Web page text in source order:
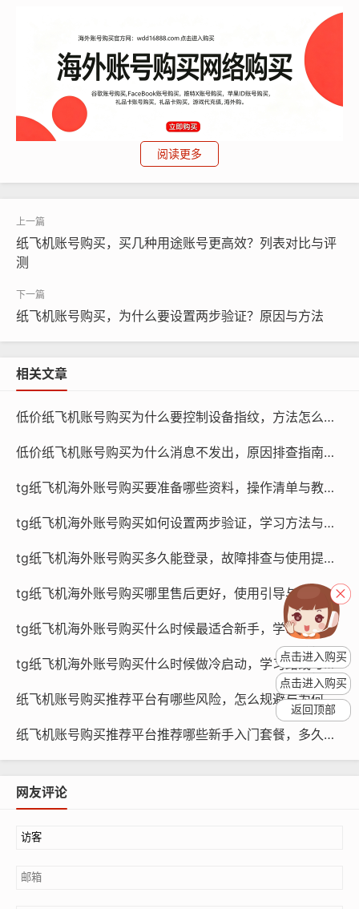
纸飞机账号购买, 在线购买tg账号, 电报聊天账号购买,wdd
称，新手往往对账号的真实性、安全性、价格等因素了解
缺乏专业知识和经验：新手在购买纸飞机账号时，缺乏专
业知识和经验，对账号的使用、维护等方面了解不足，容
手在看到他人购买成功后，容易盲目跟风，导致购买到质
量不高的账号。
纸飞机账号购买, 在线购买tg账号, 电报聊天账号购买,wdd
16888.com
忽视售后服务：纸飞机账号购买过程中，部分卖家可能忽
视售后服务，导致新手在账号使用过程中遇到问题时无法
及时解决。
多的信息，如账号的真实性、安全性、使用情况等，而新
在购买账号时，应尽量选择信誉良好的卖家，并仔细核实
阅读更多
纸飞机账号购买，买几种用途账号更高效？列表对比与评
测
纸飞机账号购买，为什么要设置两步验证？原因与方法
相关文章
低价纸飞机账号购买为什么要控制设备指纹，方法怎么降低风险
低价纸飞机账号购买为什么消息不发出，原因排查指南怎么做
tg纸飞机海外账号购买要准备哪些资料，操作清单与教程？
tg纸飞机海外账号购买如何设置两步验证，学习方法与引导？
tg纸飞机海外账号购买多久能登录，故障排查与使用提示？
tg纸飞机海外账号购买哪里售后更好，使用引导与指南？
tg纸飞机海外账号购买什么时候最适合新手，学习方法与引导？
tg纸飞机海外账号购买什么时候做冷启动，学习路线与策略？
纸飞机账号购买推荐平台有哪些风险，怎么规避与为何会失败教程学习
纸飞机账号购买推荐平台推荐哪些新手入门套餐，多久见效与如何选择指南学习
网友评论
点击进入购买
点击进入购买
返回顶部